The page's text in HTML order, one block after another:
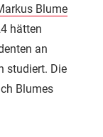
Blume
hätten
an
studiert. Die
Blumes